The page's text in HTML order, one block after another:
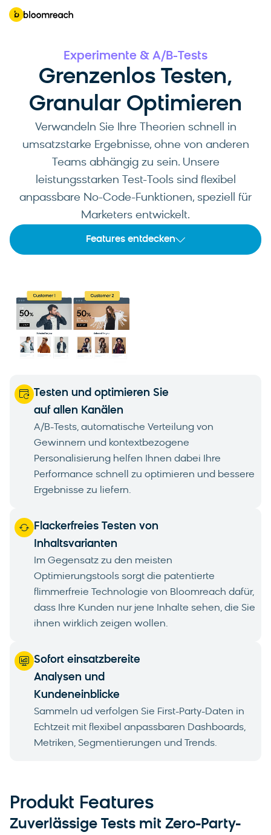
Experimente & A/B-Tests
Grenzenlos Testen,
Granular Optimieren
Verwandeln Sie Ihre Theorien schnell in
umsatzstarke Ergebnisse, ohne von anderen
Teams abhängig zu sein. Unsere
leistungsstarken Test-Tools sind flexibel
anpassbare No-Code-Funktionen, speziell für
Marketers entwickelt.
Features entdecken
Testen und optimieren Sie
auf allen Kanälen
A/B-Tests, automatische Verteilung von
Gewinnern und kontextbezogene
Personalisierung helfen Ihnen dabei Ihre
Performance schnell zu optimieren und bessere
Ergebnisse zu liefern.
Flackerfreies Testen von
Inhaltsvarianten
Im Gegensatz zu den meisten
Optimierungstools sorgt die patentierte
flimmerfreie Technologie von Bloomreach dafür,
dass Ihre Kunden nur jene Inhalte sehen, die Sie
ihnen wirklich zeigen wollen.
Sofort einsatzbereite
Analysen und
Kundeneinblicke
Sammeln ud verfolgen Sie First-Party-Daten in
Echtzeit mit flexibel anpassbaren Dashboards,
Metriken, Segmentierungen und Trends.
Produkt Features
Zuverlässige Tests mit Zero-Party-